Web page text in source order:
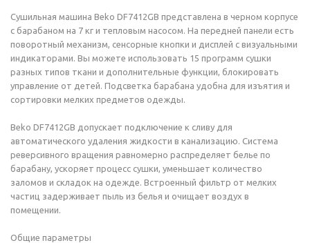
Сушильная машина Beko DF7412GB представлена в черном корпусе
с барабаном на 7 кг и тепловым насосом. На передней панели есть
поворотный механизм, сенсорные кнопки и дисплей с визуальными
индикаторами. Вы можете использовать 15 программ сушки
разных типов ткани и дополнительные функции, блокировать
управление от детей. Подсветка барабана удобна для изъятия и
сортировки мелких предметов одежды.
Beko DF7412GB допускает подключение к сливу для
автоматического удаления жидкости в канализацию. Система
реверсивного вращения равномерно распределяет белье по
барабану, ускоряет процесс сушки, уменьшает количество
заломов и складок на одежде. Встроенный фильтр от мелких
частиц задерживает пыль из белья и очищает воздух в
помещении.
Общие параметры